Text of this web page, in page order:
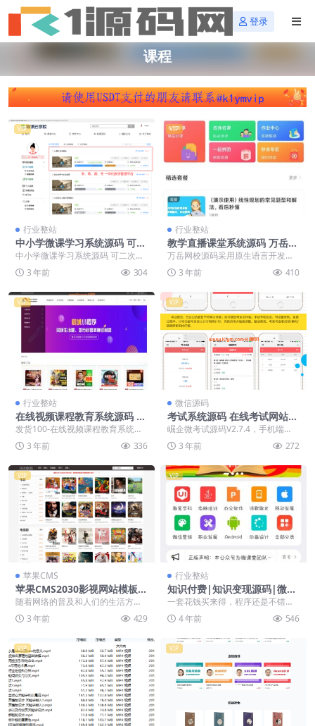
登录
课程
VIP
行业整站
中小学微课学习系统源码 可二
次开发
中小学微课学习系统源码 可二次开
发。中小学微课学习系统 视频点播
+ 在线题库 ...
3 年前 304
VIP
行业整站
教学直播课堂系统源码 万岳网
校源码 线上教学系统源码 多
端互通 满足多种线上教学
万岳网校源码采用原生语言开发，
多端互通，集“教学、学习、管理、
互动、营销”功能模...
3 年前 410
VIP
行业整站
在线视频课程教育系统源码 文
章付费阅读系统源码 自适应浏
发货100-在线视频课程教育系统是
一套功能强大的在线视频课程教育
系统/文章付费阅...
3 年前 336
VIP
微信源码
考试系统源码 在线考试网站源
码 支持自定义试卷题目 试卷
崛企微考试源码V2.7.4，手机端
+后，更新动态：版本号：2.7.4 –
老版本...
3 年前 272
VIP
苹果CMS
苹果CMS2030影视网站模板带
详细搭建视频含采集教程【亲
测源码】
随着网络的普及和人们的生活方式
的改变，越来越多的人选择在线观
看影视、电视剧等。所...
3 年前 429
VIP
行业整站
知识付费|知识变现源码|微课
堂V2 4.6.5解密+插件【转载】
一套花钱买来得，程序还是不错
【优化】学习记录跟随后台自定义
字体 【修复】后台导...
4 年前 546
VIP VIP